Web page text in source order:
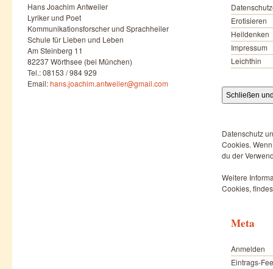
Hans Joachim Antweiler
Lyriker und Poet
Kommunikationsforscher und Sprachheiler
Schule für Lieben und Leben
Am Steinberg 11
82237 Wörthsee (bei München)
Tel.: 08153 / 984 929
Email:hans.joachim.antweiler@gmail.com
Erotisieren
Heildenken
Impressum
Leichthin
Datenschutz
Cookies.
du der
Weitere
Cookies,
Meta
Anmelden
Eintrags-